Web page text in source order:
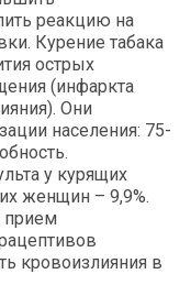
реакцию на
. Курение табака
острых
(инфаркта
). Они
населения: 75-
.
у курящих
женщин – 9,9%.
прием
кровоизлияния в